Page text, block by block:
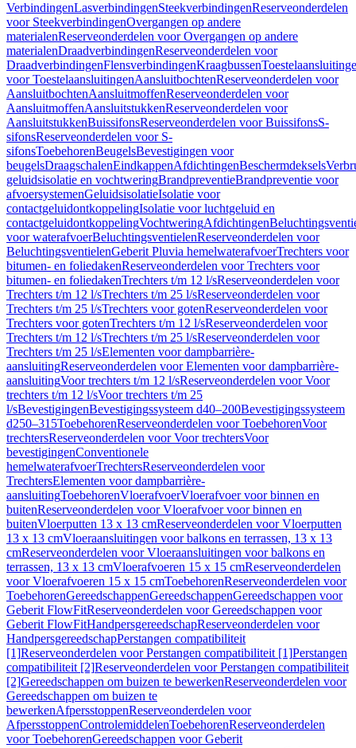
VerbindingenLasverbindingenSteekverbindingenReserveonderdelen
voor SteekverbindingenOvergangen op andere
materialenReserveonderdelen voor Overgangen op andere
materialenDraadverbindingenReserveonderdelen voor
DraadverbindingenFlensverbindingenKraagbussen
voor ToestelaansluitingenAansluitbochtenReserveonderdelen voor
AansluitbochtenAansluitmoffenReserveonderdelen voor
AansluitmoffenAansluitstukkenReserveonderdelen voor
AansluitstukkenBuissifonsReserveonderdelen voor BuissifonsS-
sifonsReserveonderdelen voor S-
sifonsToebehorenBeugelsBevestigingen voor
beugelsDraagschalenEindkappenAfdichtingenBeschermdeksels
geluidsisolatie en vochtweringBrandpreventieBrandpreventie voor
afvoersystemenGeluidsisolatieIsolatie voor
contactgeluidontkoppelingIsolatie voor luchtgeluid en
contactgeluidontkoppelingVochtweringAfdichtingen
voor waterafvoerBeluchtingsventielenReserveonderdelen voor
BeluchtingsventielenGeberit Pluvia hemelwaterafvoerTrechters voor
bitumen- en foliedakenReserveonderdelen voor Trechters voor
bitumen- en foliedakenTrechters t/m 12 l/sReserveonderdelen voor
Trechters t/m 12 l/sTrechters t/m 25 l/sReserveonderdelen voor
Trechters t/m 25 l/sTrechters voor gotenReserveonderdelen voor
Trechters voor gotenTrechters t/m 12 l/sReserveonderdelen voor
Trechters t/m 12 l/sTrechters t/m 25 l/sReserveonderdelen voor
Trechters t/m 25 l/sElementen voor dampbarrière-
aansluitingReserveonderdelen voor Elementen voor dampbarrière-
aansluitingVoor trechters t/m 12 l/sReserveonderdelen voor Voor
trechters t/m 12 l/sVoor trechters t/m 25
l/sBevestigingenBevestigingssysteem d40–200Bevestigingssysteem
d250–315ToebehorenReserveonderdelen voor ToebehorenVoor
trechtersReserveonderdelen voor Voor trechtersVoor
bevestigingenConventionele
hemelwaterafvoerTrechtersReserveonderdelen voor
TrechtersElementen voor dampbarrière-
aansluitingToebehorenVloerafvoerVloerafvoer voor binnen en
buitenReserveonderdelen voor Vloerafvoer voor binnen en
buitenVloerputten 13 x 13 cmReserveonderdelen voor Vloerputten
13 x 13 cmVloeraansluitingen voor balkons en terrassen, 13 x 13
cmReserveonderdelen voor Vloeraansluitingen voor balkons en
terrassen, 13 x 13 cmVloerafvoeren 15 x 15 cmReserveonderdelen
voor Vloerafvoeren 15 x 15 cmToebehorenReserveonderdelen voor
ToebehorenGereedschappenGereedschappenGereedschappen voor
Geberit FlowFitReserveonderdelen voor Gereedschappen voor
Geberit FlowFitHandpersgereedschapReserveonderdelen voor
HandpersgereedschapPerstangen compatibiliteit
[1]Reserveonderdelen voor Perstangen compatibiliteit [1]Perstangen
compatibiliteit [2]Reserveonderdelen voor Perstangen compatibiliteit
[2]Gereedschappen om buizen te bewerkenReserveonderdelen voor
Gereedschappen om buizen te
bewerkenAfpersstoppenReserveonderdelen voor
AfpersstoppenControlemiddelenToebehorenReserveonderdelen
voor ToebehorenGereedschappen voor Geberit